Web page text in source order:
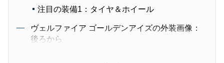
注目の装備1：タイヤ＆ホイール
ヴェルファイア ゴールデンアイズの外装画像：
後ろから